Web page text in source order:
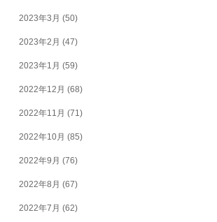
2023年3月 (50)
2023年2月 (47)
2023年1月 (59)
2022年12月 (68)
2022年11月 (71)
2022年10月 (85)
2022年9月 (76)
2022年8月 (67)
2022年7月 (62)